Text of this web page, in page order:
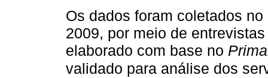
Os dados foram coletados
2009, por meio de
elaborado com base no
validado para análise dos